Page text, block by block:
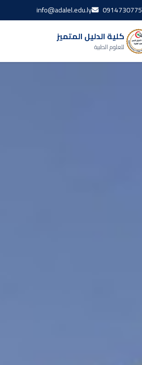
0914730775
info@adalel.edu.ly
كلية الدليل المتميز
للعلوم الطبية